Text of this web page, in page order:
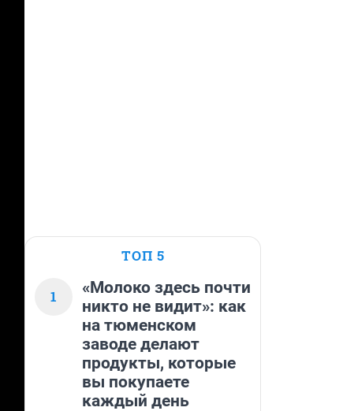
ТОП 5
1
«Молоко здесь почти
никто не видит»: как
на тюменском
заводе делают
продукты, которые
вы покупаете
каждый день